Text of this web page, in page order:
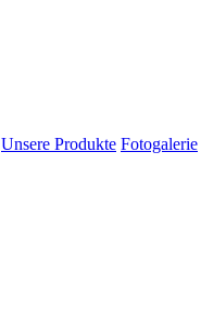
Unsere Produkte Fotogalerie